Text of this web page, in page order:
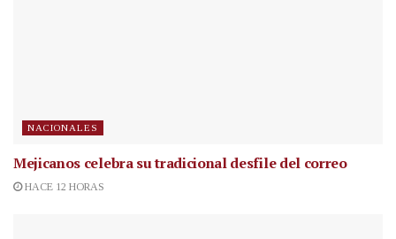
NACIONALES
Mejicanos celebra su tradicional desfile del correo
HACE 12 HORAS